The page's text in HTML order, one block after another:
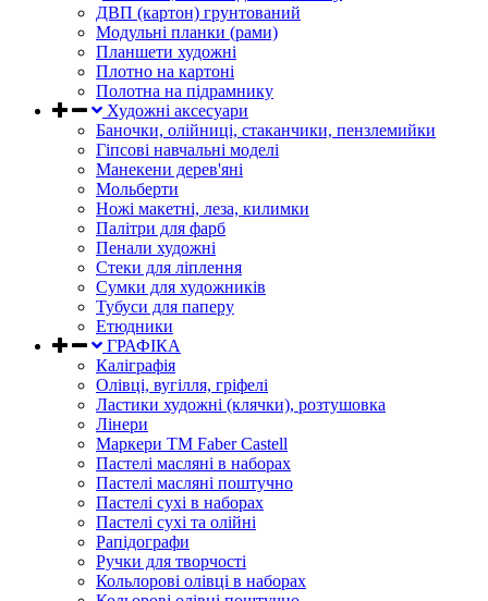
ДВП (картон) грунтований
Модульні планки (рами)
Планшети художні
Плотно на картоні
Полотна на підрамнику
Художні аксесуари
Баночки, олійниці, стаканчики, пензлемийки
Гіпсові навчальні моделі
Манекени дерев'яні
Мольберти
Ножі макетні, леза, килимки
Палітри для фарб
Пенали художні
Стеки для ліплення
Сумки для художників
Тубуси для паперу
Етюдники
ГРАФІКА
Каліграфія
Олівці, вугілля, гріфелі
Ластики художні (клячки), розтушовка
Лінери
Маркери TM Faber Castell
Пастелі масляні в наборах
Пастелі масляні поштучно
Пастелі сухі в наборах
Пастелі сухі та олійні
Рапідографи
Ручки для творчості
Кольлорові олівці в наборах